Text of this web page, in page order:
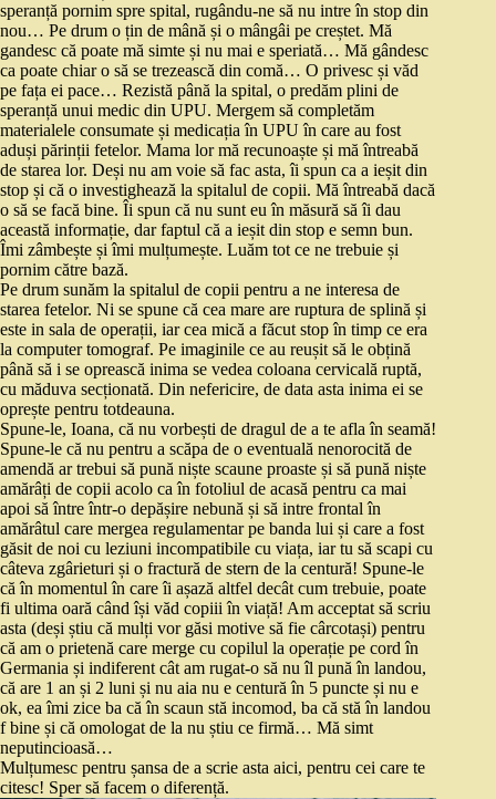
speranță pornim spre spital, rugându-ne să nu intre în stop din
nou… Pe drum o țin de mână și o mângâi pe creștet. Mă
gandesc că poate mă simte și nu mai e speriată… Mă gândesc
ca poate chiar o să se trezească din comă… O privesc și văd
pe fața ei pace… Rezistă până la spital, o predăm plini de
speranță unui medic din UPU. Mergem să completăm
materialele consumate și medicația în UPU în care au fost
aduși părinții fetelor. Mama lor mă recunoaște și mă întreabă
de starea lor. Deși nu am voie să fac asta, îi spun ca a ieșit din
stop și că o investighează la spitalul de copii. Mă întreabă dacă
o să se facă bine. Îi spun că nu sunt eu în măsură să îi dau
această informație, dar faptul că a ieșit din stop e semn bun.
Îmi zâmbește și îmi mulțumește. Luăm tot ce ne trebuie și
pornim către bază.
Pe drum sunăm la spitalul de copii pentru a ne interesa de
starea fetelor. Ni se spune că cea mare are ruptura de splină și
este in sala de operații, iar cea mică a făcut stop în timp ce era
la computer tomograf. Pe imaginile ce au reușit să le obțină
până să i se oprească inima se vedea coloana cervicală ruptă,
cu măduva secționată. Din nefericire, de data asta inima ei se
oprește pentru totdeauna.
Spune-le, Ioana, că nu vorbești de dragul de a te afla în seamă!
Spune-le că nu pentru a scăpa de o eventuală nenorocită de
amendă ar trebui să pună niște scaune proaste și să pună niște
amărâți de copii acolo ca în fotoliul de acasă pentru ca mai
apoi să între într-o depășire nebună și să intre frontal în
amărâtul care mergea regulamentar pe banda lui și care a fost
găsit de noi cu leziuni incompatibile cu viața, iar tu să scapi cu
câteva zgârieturi și o fractură de stern de la centură! Spune-le
că în momentul în care îi așază altfel decât cum trebuie, poate
fi ultima oară când își văd copiii în viață! Am acceptat să scriu
asta (deși știu că mulți vor găsi motive să fie cârcotași) pentru
că am o prietenă care merge cu copilul la operație pe cord în
Germania și indiferent cât am rugat-o să nu îl pună în landou,
că are 1 an și 2 luni și nu aia nu e centură în 5 puncte și nu e
ok, ea îmi zice ba că în scaun stă incomod, ba că stă în landou
f bine și că omologat de la nu știu ce firmă… Mă simt
neputincioasă…
Mulțumesc pentru șansa de a scrie asta aici, pentru cei care te
citesc! Sper să facem o diferență.